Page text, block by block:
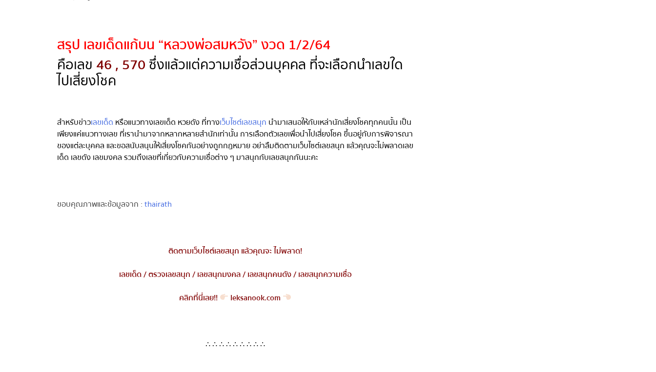
สรุป เลขเด็ดแก้บน “หลวงพ่อสมหวัง” งวด 1/2/64
คือเลข 46 , 570 ซึ่งแล้วแต่ความเชื่อส่วนบุคคล ที่จะเลือกนำเลขใด
ไปเสี่ยงโชค
สำหรับข่าวเลขเด็ดหรือแนวทางเลขเด็ด หวยดัง ที่ทางเว็บไซต์เลขสนุกนำมาเสนอให้กับเหล่านักเสี่ยงโชคทุกคนนั้น เป็น
เพียงแค่แนวทางเลข ที่เรานำมาจากหลากหลายสำนักเท่านั้น การเลือกตัวเลขเพื่อนำไปเสี่ยงโชค ขึ้นอยู่กับการพิจารณา
ของแต่ละบุคคล และขอสนับสนุนให้เสี่ยงโชคกันอย่างถูกกฎหมาย อย่าลืมติดตามเว็บไซต์เลขสนุก แล้วคุณจะไม่พลาดเลข
เด็ด เลขดัง เลขมงคล รวมถึงเลขที่เกี่ยวกับความเชื่อต่าง ๆ มาสนุกกับเลขสนุกกันนะคะ
ขอบคุณภาพและข้อมูลจาก : thairath
ติดตามเว็บไซต์เลขสนุก แล้วคุณจะ ไม่พลาด!
เลขเด็ด/ตรวจเลขสนุก/ เลขสนุกมงคล/ เลขสนุกคนดัง/ เลขสนุกความเชื่อ
คลิกที่นี่เลย!! leksanook.com
∴ ∴ ∴ ∴ ∴ ∴ ∴ ∴ ∴